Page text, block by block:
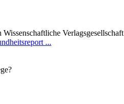
Verlagsgesellschaft
...